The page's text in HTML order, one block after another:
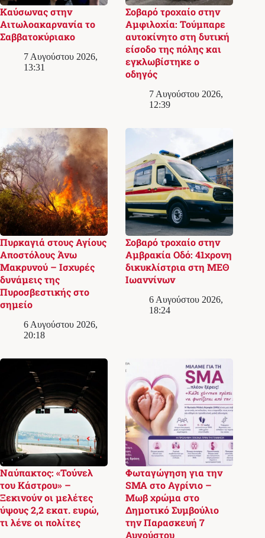
Καύσωνας στην
Αιτωλοακαρνανία το
Σαββατοκύριακο
7 Αυγούστου 2026,
13:31
Σοβαρό τροχαίο στην
Αμφιλοχία: Τούμπαρε
αυτοκίνητο στη δυτική
είσοδο της πόλης και
εγκλωβίστηκε ο
οδηγός
7 Αυγούστου 2026,
12:39
Πυρκαγιά στους Αγίους
Αποστόλους Άνω
Μακρυνού – Ισχυρές
δυνάμεις της
Πυροσβεστικής στο
σημείο
6 Αυγούστου 2026,
20:18
Σοβαρό τροχαίο στην
Αμβρακία Οδό: 41χρονη
δικυκλίστρια στη ΜΕΘ
Ιωαννίνων
6 Αυγούστου 2026,
18:24
Ναύπακτος: «Τούνελ
του Κάστρου» –
Ξεκινούν οι μελέτες
ύψους 2,2 εκατ. ευρώ,
τι λένε οι πολίτες
Φωταγώγηση για την
SMA στο Αγρίνιο –
Μωβ χρώμα στο
Δημοτικό Συμβούλιο
την Παρασκευή 7
Αυγούστου